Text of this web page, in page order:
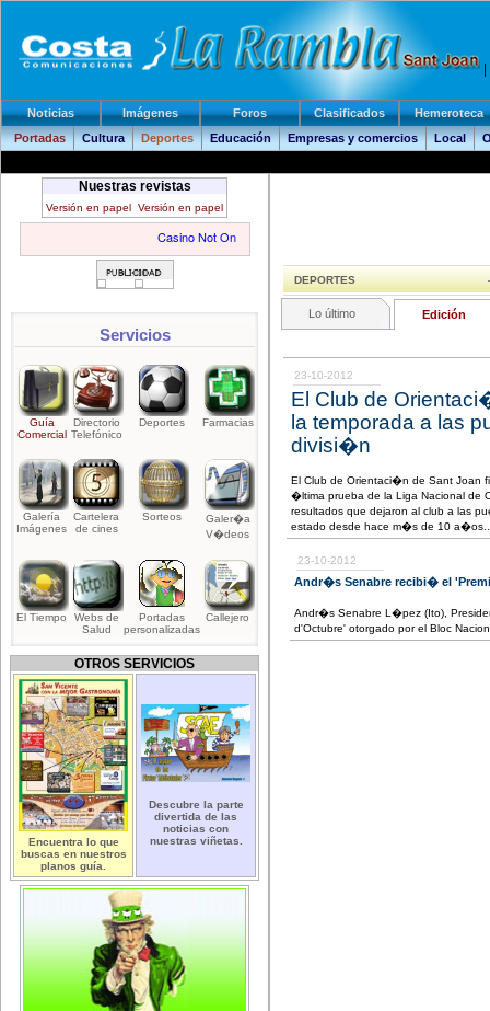
Noticias Imágenes Foros Clasificados
Hemeroteca
Portadas
Cultura Deportes Educación Empresas y comercios Local
Nuestras revistas
Versión en papel Versión en papel
Servicios
Guía
Comercial
Directorio
Telefónico
Deportes Farmacias
Galería
Imágenes
Cartelera
de cines
Sorteos
Galer�a
V�deos
El Tiempo
Webs de
Salud
Portadas
personalizadas
Callejero
OTROS SERVICIOS
Encuentra lo que
buscas en nuestros
planos guía.
Descubre la parte
divertida de las
noticias con
nuestras viñetas.
DEPORTES
Lo último Edición
23-10-2012
El Club de
la temporada a las
divisi�n
El Club de Orientaci�n de Sant Joan
�ltima prueba de la Liga Nacional de
resultados que dejaron al club a las
estado desde hace m�s de 10 a�os..
23-10-2012
Andr�s Senabre recibi� el
Andr�s Senabre L�pez (Ito),
d'Octubre' otorgado por el Bloc